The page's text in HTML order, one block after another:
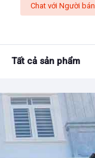
Chat với Người bán
Tất cả sản phẩm